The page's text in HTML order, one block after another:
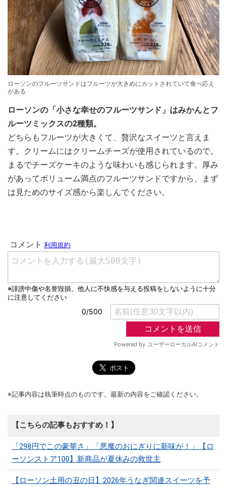
ローソンのフルーツサンドはフルーツが大きめにカットされていて食べ応え
がある
ローソンの「小さな幸せのフルーツサンド」はみかんとフ
ルーツミックスの2種類。
どちらもフルーツが大きくて、贅沢なスイーツと言えま
す。クリームにはクリームチーズが使用されているので。
まるでチーズケーキのような味わいも感じられます。厚み
があってボリューム満点のフルーツサンドですから、まず
は見ためのサイズ感から楽しんでください。
※記事内容は執筆時点のものです。最新の内容をご確認ください。
【こちらの記事もおすすめ！】
「298円でこの豪華さ」「悪魔のおにぎりに新味が！」【ロ
ーソンストア100】新商品が夏休みの救世主
【ローソン土用の丑の日】2026年うなぎ関連スイーツを予